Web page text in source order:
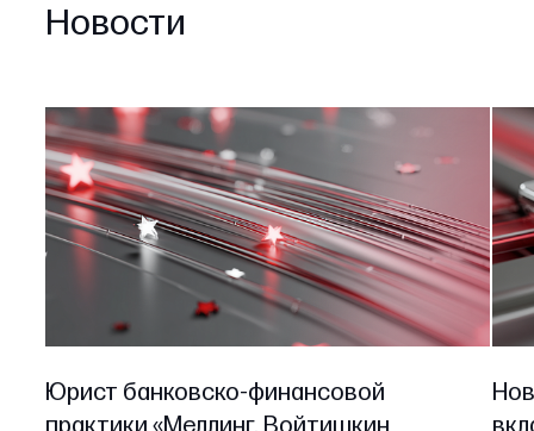
Новости
Юрист банковско-финансовой